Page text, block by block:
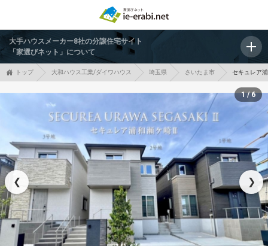
大手ハウスメーカー8社の分譲住宅サイト
「家選びネット」について
トップ 大和ハウス工業/ダイワハウス 埼玉県 さいたま市 セキュレア
❮ ❯
1 / 6